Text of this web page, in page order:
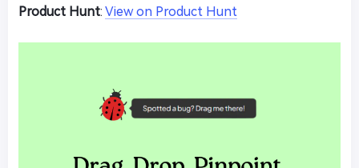
Product Hunt: View on Product Hunt